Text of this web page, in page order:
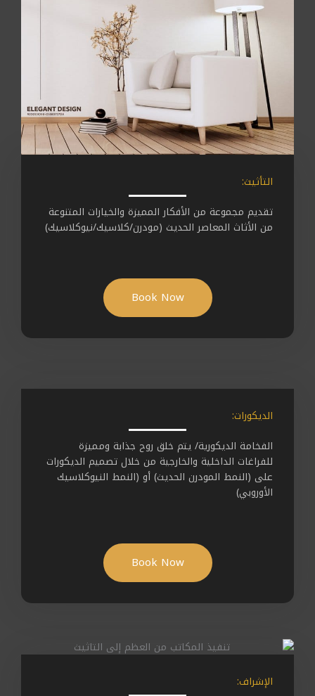
التأثيث:
تقديم مجموعة من الأفكار المميزة والخيارات المتنوعة
من الأثاث المعاصر الحديث (مودرن/كلاسيك/نيوكلاسيك)
Book Now
الديكورات:
الفخامة الديكورية/ يتم خلق روح جذابة ومميزة
للفراغات الداخلية والخارجية من خلال تصميم الديكورات
على (النمط المودرن الحديث) أو (النمط النيوكلاسيك
الأوروبي)
Book Now
الإشراف: